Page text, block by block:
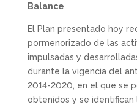
Balance
El Plan presentado hoy
pormenorizado de las
impulsadas y
durante la vigencia del
2014-2020, en el que se
obtenidos y se identifican